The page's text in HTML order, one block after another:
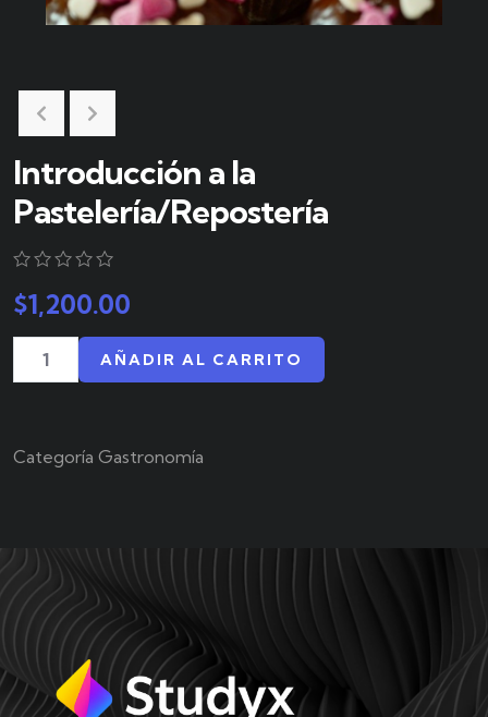
Introducción a la
Pastelería/Repostería
out
based
customer
$1,200.00
AÑADIR AL CARRITO
Categoría Gastronomía